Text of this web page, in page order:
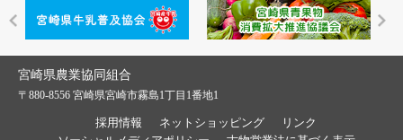
宮崎県農業協同組合
〒880-8556 宮崎県宮崎市霧島1丁目1番地1
採用情報 ネットショッピング
リンク